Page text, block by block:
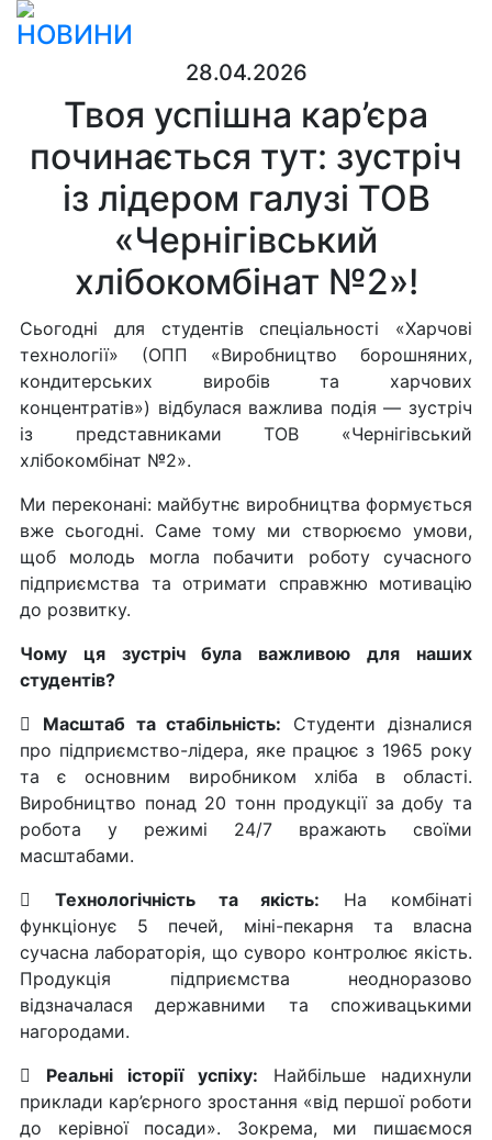
НОВИНИ
28.04.2026
Твоя успішна кар’єра
починається тут: зустріч
із лідером галузі ТОВ
«Чернігівський
хлібокомбінат №2»!
Сьогодні для студентів спеціальності «Харчові
технології» (ОПП «Виробництво борошняних,
кондитерських виробів та харчових
концентратів») відбулася важлива подія — зустріч
із представниками ТОВ «Чернігівський
хлібокомбінат №2».
Ми переконані: майбутнє виробництва формується
вже сьогодні. Саме тому ми створюємо умови,
щоб молодь могла побачити роботу сучасного
підприємства та отримати справжню мотивацію
до розвитку.
Чому ця зустріч була важливою для наших
студентів?
 Масштаб та стабільність: Студенти дізналися
про підприємство-лідера, яке працює з 1965 року
та є основним виробником хліба в області.
Виробництво понад 20 тонн продукції за добу та
робота у режимі 24/7 вражають своїми
масштабами.
 Технологічність та якість: На комбінаті
функціонує 5 печей, міні-пекарня та власна
сучасна лабораторія, що суворо контролює якість.
Продукція підприємства неодноразово
відзначалася державними та споживацькими
нагородами.
 Реальні історії успіху: Найбільше надихнули
приклади кар’єрного зростання «від першої роботи
до керівної посади». Зокрема, ми пишаємося